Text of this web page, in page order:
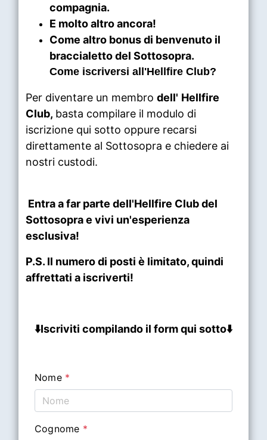
compagnia.
E molto altro ancora!
Come altro bonus di benvenuto il
braccialetto del Sottosopra.
Come iscriversi all'Hellfire Club?
Per diventare un membro dell' Hellfire
Club, basta compilare il modulo di
iscrizione qui sotto oppure recarsi
direttamente al Sottosopra e chiedere ai
nostri custodi.
Entra a far parte dell'Hellfire Clubdel
Sottosopra e vivi un'esperienza
esclusiva!
P.S. Il numero di posti è limitato,quindi
affrettati a iscriverti!
⬇️Iscriviti compilando il form qui sotto⬇️
Nome *
Cognome *